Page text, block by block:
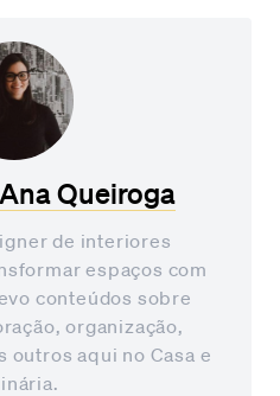
Ana Queiroga
de interiores
espaços com
conteúdos sobre
organização,
outros aqui no Casa e